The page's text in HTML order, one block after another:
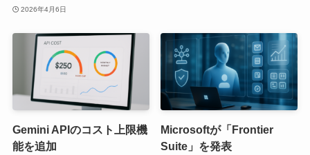
2026年4月6日
Gemini APIのコスト上限機
能を追加
Microsoftが「Frontier
Suite」を発表